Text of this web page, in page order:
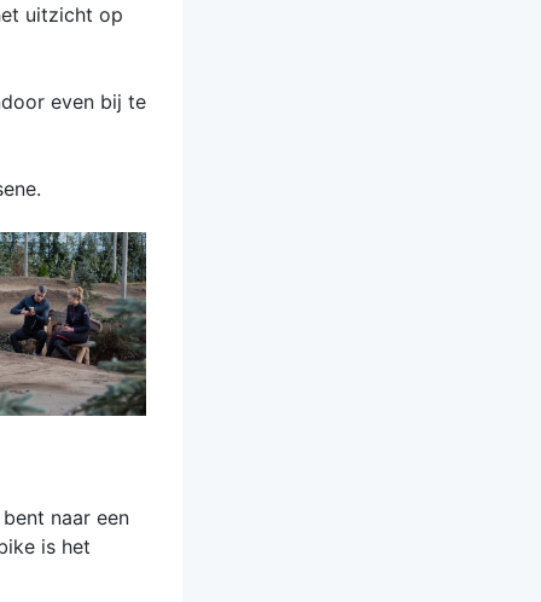
uitzicht op
even bij te
naar een
is het